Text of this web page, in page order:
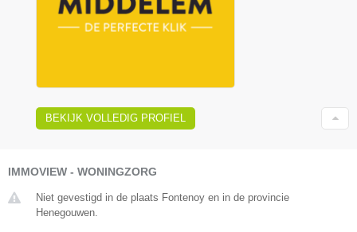
BEKIJK VOLLEDIG PROFIEL
IMMOVIEW - WONINGZORG
Niet gevestigd in de plaats Fontenoy en in de provincie
Henegouwen.